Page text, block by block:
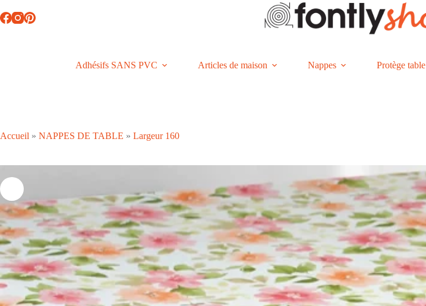
au
contenu
Adhésifs SANS PVC Articles de maison Nappes Protège table
Accueil » NAPPES DE TABLE » Largeur 160